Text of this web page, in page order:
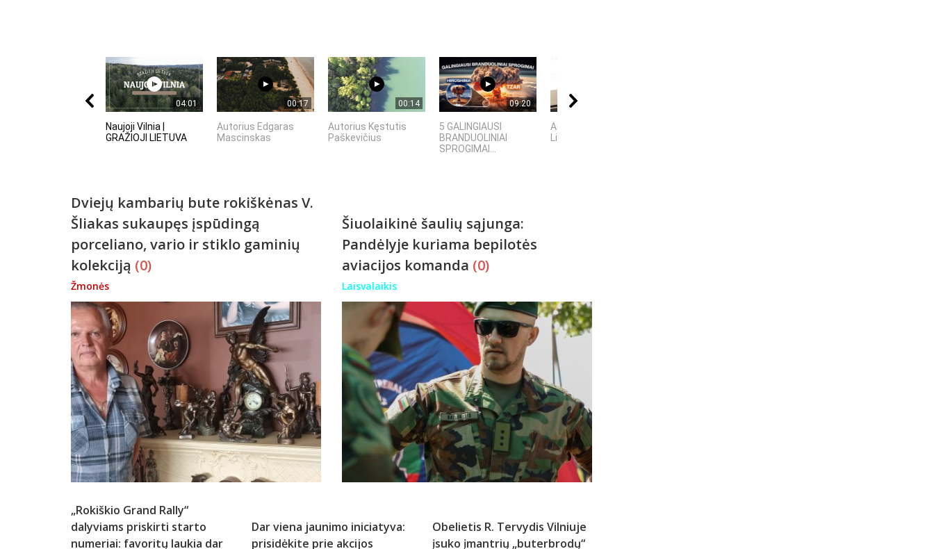
04:01
Naujoji Vilnia |
GRAŽIOJI LIETUVA
00:17
Autorius Edgaras
Mascinskas
00:14
Autorius Kęstutis
Paškevičius
09:20
5 GALINGIAUSI
BRANDUOLINIAI
SPROGIMAI...
Art Deco Vilniuje ir
Lietuvoje
Dviejų kambarių bute rokiškėnas V.
Šliakas sukaupęs įspūdingą
porceliano, vario ir stiklo gaminių
kolekciją (0)
Žmonės
Šiuolaikinė šaulių sąjunga:
Pandėlyje kuriama bepilotės
aviacijos komanda (0)
Laisvalaikis
„Rokiškio Grand Rally“
dalyviams priskirti starto
numeriai: favoritų laukia dar
Dar viena jaunimo iniciatyva:
prisidėkite prie akcijos
Obelietis R. Tervydis Vilniuje
įsuko įmantrių „buterbrodų“